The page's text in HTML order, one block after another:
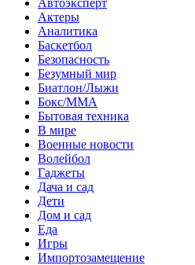
Актеры
Аналитика
Баскетбол
Безопасность
Безумный мир
Биатлон/Лыжи
Бокс/MMA
Бытовая техника
В мире
Военные новости
Волейбол
Гаджеты
Дача и сад
Дети
Дом и сад
Еда
Игры
Импортозамещение